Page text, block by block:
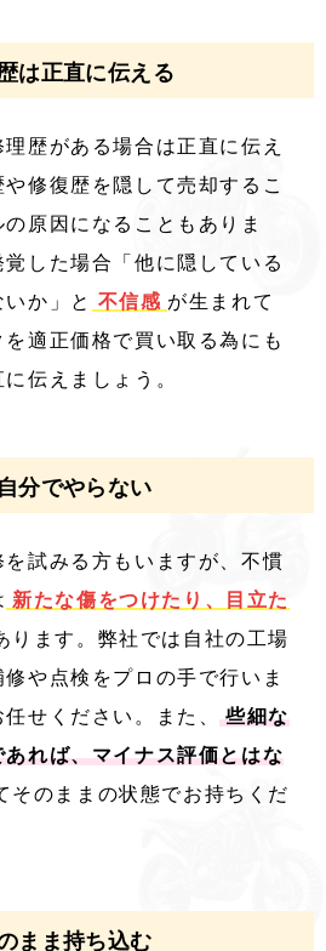
は正直に伝える
歴がある場合は正直に伝え
修復歴を隠して売却するこ
原因になることもありま
した場合「他に隠している
か」と
不信感 が生まれて
適正価格で買い取る為にも
伝えましょう。
分でやらない
試みる方もいますが、不慣
新たな傷をつけたり、目立た
ります。弊社では自社の工場
や点検をプロの手で行いま
せください。また、 些細な
れば、マイナス評価とはな
そのままの状態でお持ちくだ
まま持ち込む